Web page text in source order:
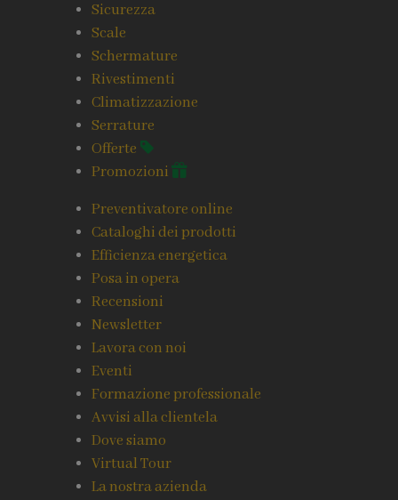
Sicurezza
Scale
Schermature
Rivestimenti
Climatizzazione
Serrature
Offerte
Promozioni
Preventivatore online
Cataloghi dei prodotti
Efficienza energetica
Posa in opera
Recensioni
Newsletter
Lavora con noi
Eventi
Formazione professionale
Avvisi alla clientela
Dove siamo
Virtual Tour
La nostra azienda